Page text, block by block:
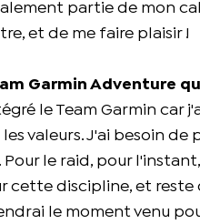
partie de mon
et de me faire plaisir !
Garmin Adventure
le Team Garmin car
valeurs. J'ai besoin
le raid, pour
cette discipline, et
le moment venu